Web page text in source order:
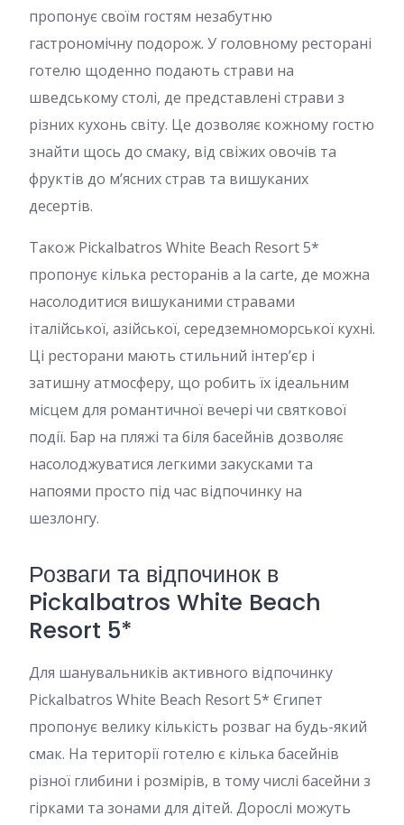
пропонує своїм гостям незабутню
гастрономічну подорож. У головному ресторані
готелю щоденно подають страви на
шведському столі, де представлені страви з
різних кухонь світу. Це дозволяє кожному гостю
знайти щось до смаку, від свіжих овочів та
фруктів до м’ясних страв та вишуканих
десертів.
Також Pickalbatros White Beach Resort 5*
пропонує кілька ресторанів a la carte, де можна
насолодитися вишуканими стравами
італійської, азійської, середземноморської кухні.
Ці ресторани мають стильний інтер’єр і
затишну атмосферу, що робить їх ідеальним
місцем для романтичної вечері чи святкової
події. Бар на пляжі та біля басейнів дозволяє
насолоджуватися легкими закусками та
напоями просто під час відпочинку на
шезлонгу.
Розваги та відпочинок в
Pickalbatros White Beach
Resort 5*
Для шанувальників активного відпочинку
Pickalbatros White Beach Resort 5* Єгипет
пропонує велику кількість розваг на будь-який
смак. На території готелю є кілька басейнів
різної глибини і розмірів, в тому числі басейни з
гірками та зонами для дітей. Дорослі можуть